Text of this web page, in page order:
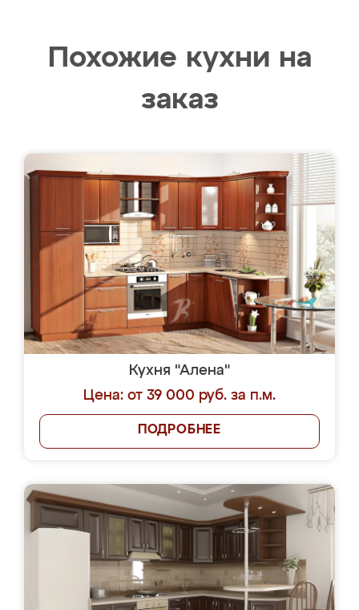
Похожие кухни на
заказ
Кухня "Алена"
Цена: от 39 000 руб. за п.м.
ПОДРОБНЕЕ